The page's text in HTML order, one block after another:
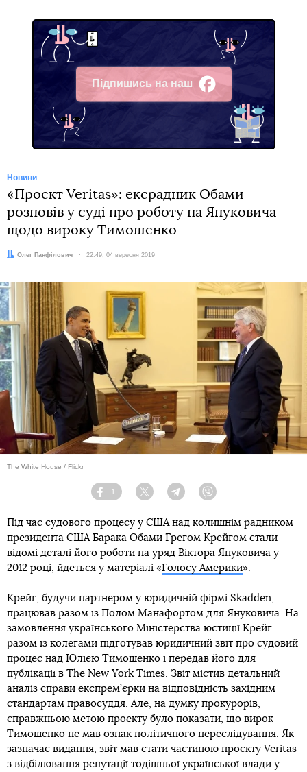
Підпишись на наш
Facebook
Новини
«Проєкт Veritas»: ексрадник Обами
розповів у суді про роботу на Януковича
щодо вироку Тимошенко
Автор:
Олег Панфілович Дата:
22:49, 04 вересня 2019
The White House / Flickr
Facebook
1
Twitter TelegramViber
Під час судового процесу у США над колишнім радником
президента США Барака Обами Грегом Крейгом стали
відомі деталі його роботи на уряд Віктора Януковича у
2012 році, йдеться у матеріалі «Голосу Америки».
Крейг, будучи партнером у юридичній фірмі Skadden,
працював разом із Полом Манафортом для Януковича. На
замовлення українського Міністерства юстиції Крейг
разом із колегами підготував юридичний звіт про судовий
процес над Юлією Тимошенко і передав його для
публікації в The New York Times. Звіт містив детальний
аналіз справи експрем’єрки на відповідність західним
стандартам правосуддя. Але, на думку прокурорів,
справжньою метою проекту було показати, що вирок
Тимошенко не мав ознак політичного переслідування. Як
зазначає видання, звіт мав стати частиною проєкту Veritas
з відбілювання репутації тодішньої української влади у